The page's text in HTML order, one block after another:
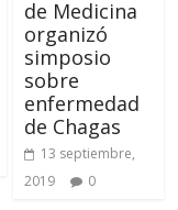
de Medicina
organizó
simposio
sobre
enfermedad
de Chagas
13 septiembre,
2019
0